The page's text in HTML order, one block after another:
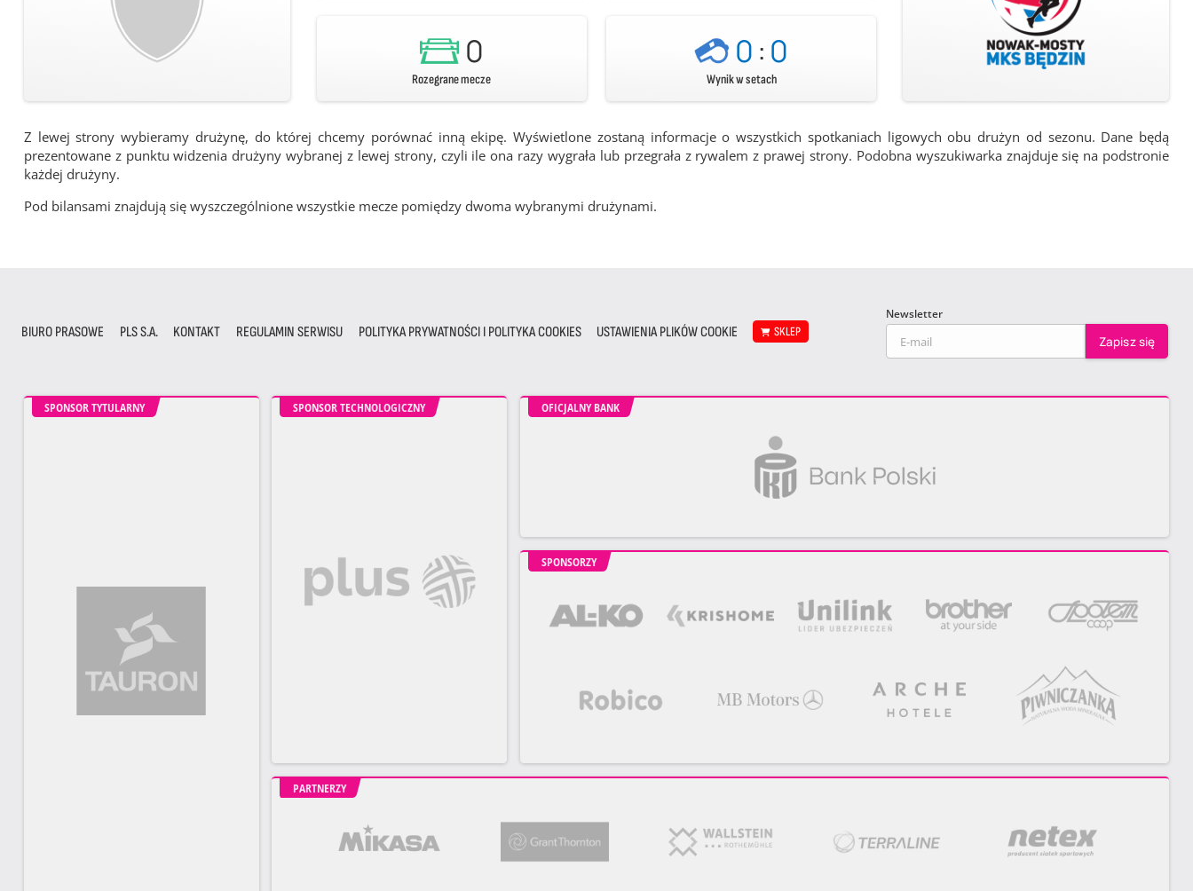
0
Rozegrane mecze
0:0
Wynik w setach
Z lewej strony wybieramy drużynę, do której chcemy porównać inną ekipę. Wyświetlone zostaną informacje o wszystkich spotkaniach ligowych obu drużyn od sezonu. Dane będą
prezentowane z punktu widzenia drużyny wybranej z lewej strony, czyli ile ona razy wygrała lub przegrała z rywalem z prawej strony. Podobna wyszukiwarka znajduje się na podstronie
każdej drużyny.
Pod bilansami znajdują się wyszczególnione wszystkie mecze pomiędzy dwoma wybranymi drużynami.
BIURO PRASOWE PLS S.A. KONTAKT REGULAMIN SERWISU POLITYKA PRYWATNOŚCI I POLITYKA COOKIES USTAWIENIA PLIKÓW COOKIE SKLEP
Newsletter
SPONSOR TYTULARNY SPONSOR TECHNOLOGICZNY OFICJALNY BANK
SPONSORZY
PARTNERZY